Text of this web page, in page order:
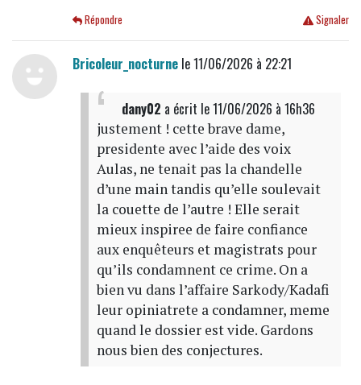
Signaler
Répondre
Bricoleur_nocturnele 11/06/2026 à 22:21
dany02 a écrit le 11/06/2026 à 16h36
justement ! cette brave dame,
presidente avec l’aide des voix
Aulas, ne tenait pas la chandelle
d’une main tandis qu’elle soulevait
la couette de l’autre ! Elle serait
mieux inspiree de faire confiance
aux enquêteurs et magistrats pour
qu’ils condamnent ce crime. On a
bien vu dans l’affaire Sarkody/Kadafi
leur opiniatrete a condamner, meme
quand le dossier est vide. Gardons
nous bien des conjectures.